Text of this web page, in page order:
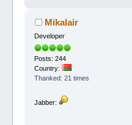
Mikalair
Developer
Posts: 244
Country:
Thanked: 21 times
Jabber: